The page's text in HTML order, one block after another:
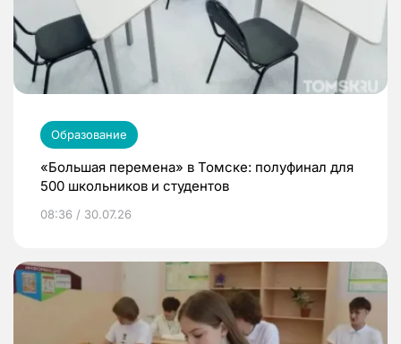
Образование
«Большая перемена» в Томске: полуфинал для
500 школьников и студентов
08:36 / 30.07.26